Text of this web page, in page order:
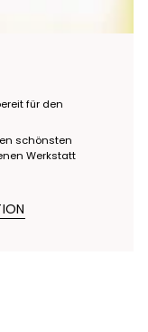
für den
schönsten
Werkstatt